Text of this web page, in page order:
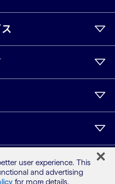
user experience. This
and advertising
for more details.